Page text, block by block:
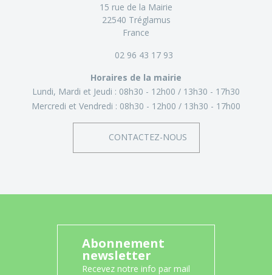
15 rue de la Mairie
22540 Tréglamus
France
02 96 43 17 93
Horaires de la mairie
Lundi, Mardi et Jeudi : 08h30 - 12h00
13h30 - 17h30
Mercredi et Vendredi : 08h30 - 12h00 13h30 - 17h00
CONTACTEZ-NOUS
Abonnement
newsletter
Recevez notre info par mail